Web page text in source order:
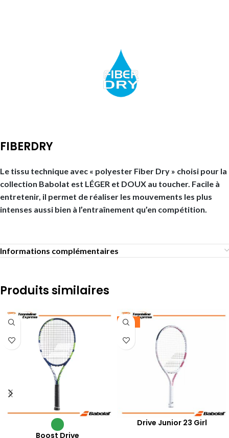
FIBERDRY
Le tissu technique avec « polyester Fiber Dry » choisi pour la
collection Babolat est LÉGER et DOUX au toucher. Facile à
entretenir, il permet de réaliser les mouvements les plus
intenses aussi bien à l’entraînement qu’en compétition.
Informations complémentaires
Produits similaires
Boost Drive
-25%
Drive Junior 23 Girl